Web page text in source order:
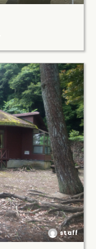
staff